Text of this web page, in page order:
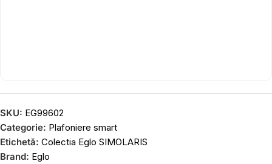
SKU: EG99602
Categorie: Plafoniere smart
Etichetă: Colectia Eglo SIMOLARIS
Brand: Eglo